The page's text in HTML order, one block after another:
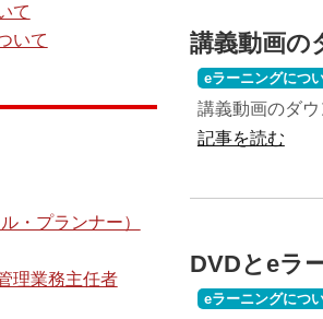
講義動画の
eラーニングにつ
講義動画のダ
記事を読む
DVDとeラ
eラーニングにつ
て
いて
・プランナー）
理業務主任者